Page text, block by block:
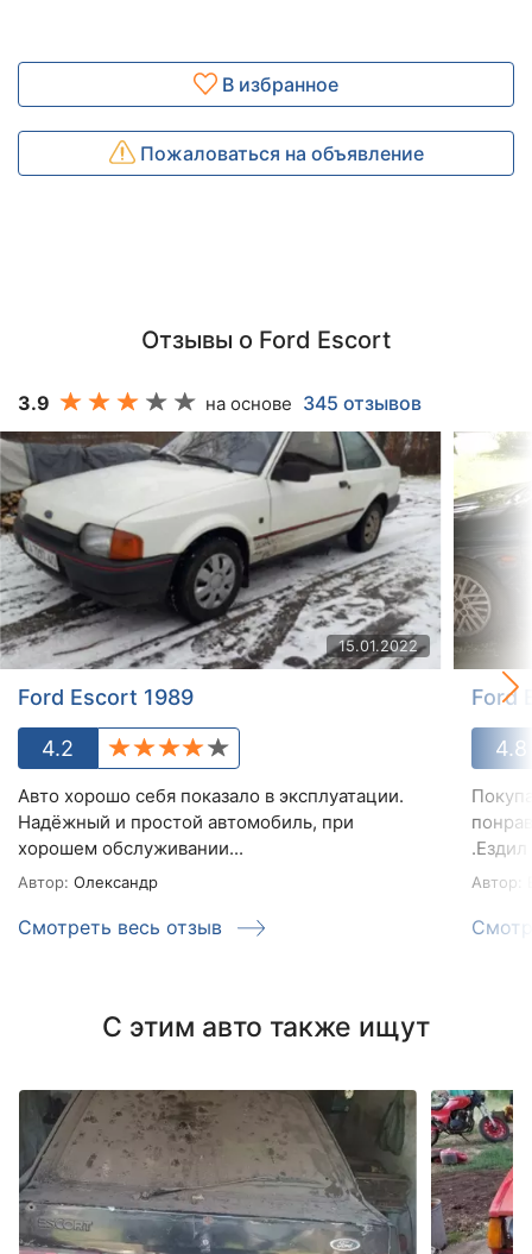
В избранное
Пожаловаться на объявление
Отзывы о Ford Escort
3.9 на основе 345 отзывов
15.01.2022
Ford Escort 1989
4.2
Авто хорошо себя показало в эксплуатации.
Надёжный и простой автомобиль, при
хорошем обслуживании...
Автор: Олександр
Смотреть весь отзыв
Ford
4.8
Автор:
С этим авто также ищут